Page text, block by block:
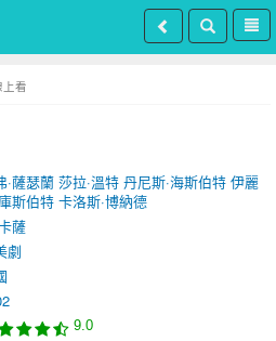
看
·薩瑟蘭 莎拉·溫特 丹尼斯·海斯伯特 伊麗
斯伯特 卡洛斯·博納德
薩
劇
9.0